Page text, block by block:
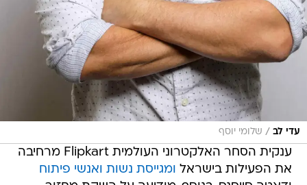
עדי לב / שלומי יוסף
ענקית הסחר האלקטרוני העולמית Flipkart מרחיבה
את הפעילות בישראל ומגייסת נשות ואנשי פיתוח